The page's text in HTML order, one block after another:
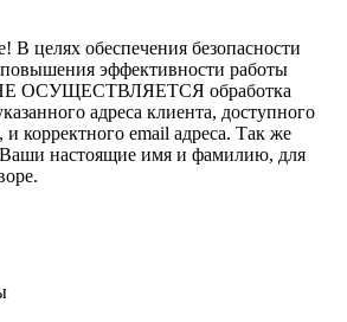
В целях обеспечения безопасности
эффективности работы
НЕ ОСУЩЕСТВЛЯЕТСЯ обработка
адреса клиента, доступного
и корректного email адреса. Так же
Ваши настоящие имя и фамилию, для